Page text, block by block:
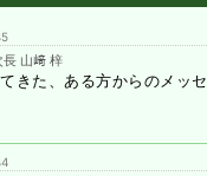
山﨑 梓
きた、 ある方からのメッセ